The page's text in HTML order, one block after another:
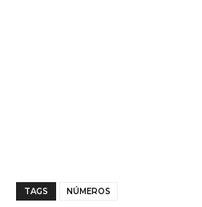
TAGS NÚMEROS